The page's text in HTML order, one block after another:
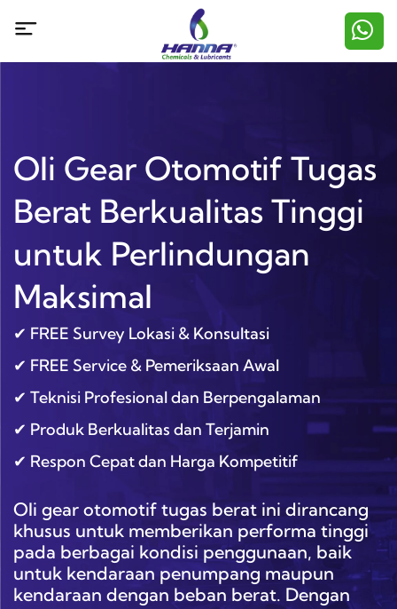
Oli Gear Otomotif Tugas
Berat Berkualitas Tinggi
untuk Perlindungan
Maksimal
✔ FREE Survey Lokasi & Konsultasi
✔ FREE Service & Pemeriksaan Awal
✔ Teknisi Profesional dan Berpengalaman
✔ Produk Berkualitas dan Terjamin
✔ Respon Cepat dan Harga Kompetitif
Oli gear otomotif tugas berat ini dirancang
khusus untuk memberikan performa tinggi
pada berbagai kondisi penggunaan, baik
untuk kendaraan penumpang maupun
kendaraan dengan beban berat. Dengan